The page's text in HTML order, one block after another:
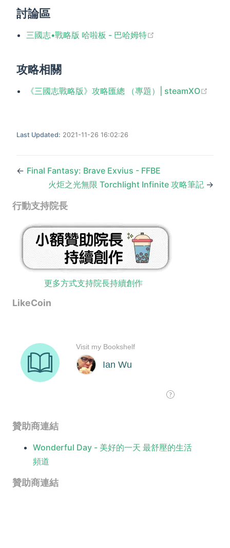
討論區
三國志•戰略版 哈啦板 - 巴哈姆特
攻略相關
《三國志戰略版》攻略匯總 （專題）| steamXO
Last Updated: 2021-11-26 16:02:26
← Final Fantasy: Brave Exvius - FFBE
火炬之光無限 Torchlight Infinite 攻略筆記 →
行動支持院長
更多方式支持院長持續創作
LikeCoin
贊助商連結
Wonderful Day - 美好的一天 最舒壓的生活
頻道
贊助商連結